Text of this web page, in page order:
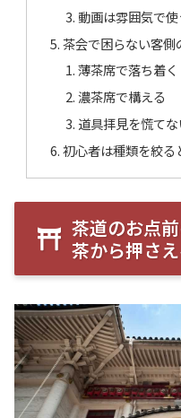
動画は雰囲気で使
茶会で困らない客側
薄茶席で落ち着く
濃茶席で構える
道具拝見を慌てな
初心者は種類を絞る
茶道のお点
茶から押さ